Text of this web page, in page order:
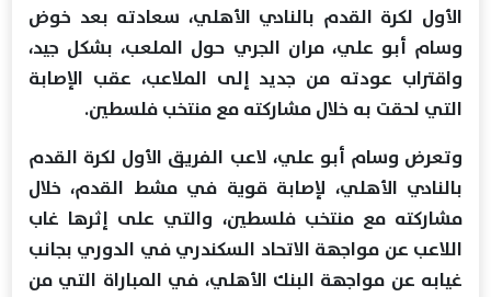
الأول لكرة القدم بالنادي الأهلي، سعادته بعد خوض
وسام أبو علي، مران الجري حول الملعب، بشكل جيد،
واقتراب عودته من جديد إلى الملاعب، عقب الإصابة
التي لحقت به خلال مشاركته مع منتخب فلسطين.
وتعرض وسام أبو علي، لاعب الفريق الأول لكرة القدم
بالنادي الأهلي، لإصابة قوية في مشط القدم، خلال
مشاركته مع منتخب فلسطين، والتي على إثرها غاب
اللاعب عن مواجهة الاتحاد السكندري في الدوري بجانب
غيابه عن مواجهة البنك الأهلي، في المباراة التي من